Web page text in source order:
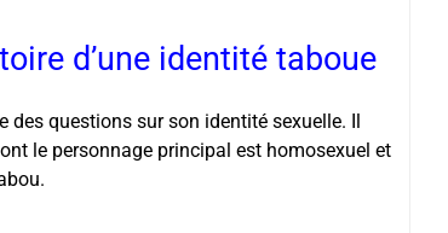
d’une identité taboue
des questions sur son identité sexuelle. Il
le personnage principal est homosexuel et